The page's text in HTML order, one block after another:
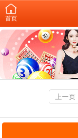
首页
上一页